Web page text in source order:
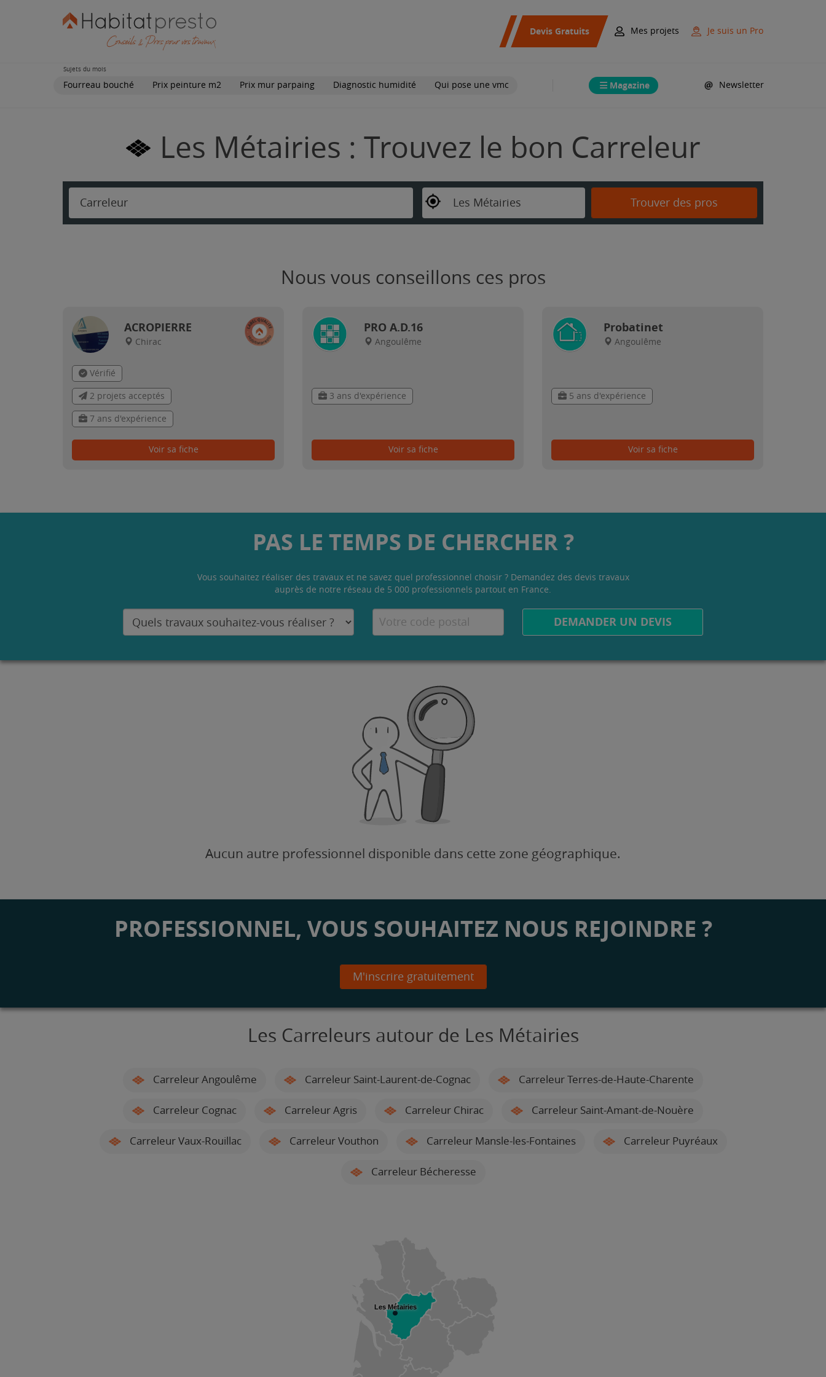
Devis Gratuits Mes projets Je suis un Pro
Sujets du mois
Fourreau bouché Prix peinture m2 Prix mur parpaing Diagnostic humidité Qui pose une vmc Magazine Newsletter
Les Métairies : Trouvez le bon Carreleur
Carreleur Les Métairies Trouver des pros
Nous vous conseillons ces pros
ACROPIERRE
Chirac
Vérifié
2 projets acceptés
7 ans d'expérience
Voir sa fiche
PRO A.D.16
Angoulême
3 ans d'expérience
Voir sa fiche
Probatinet
Angoulême
5 ans d'expérience
Voir sa fiche
PAS LE TEMPS DE CHERCHER ?
Vous souhaitez réaliser des travaux et ne savez quel professionnel choisir ? Demandez des devis travaux
auprès de notre réseau de 5 000 professionnels partout en France.
DEMANDER UN DEVIS
Aucun autre professionnel disponible dans cette zone géographique.
PROFESSIONNEL, VOUS SOUHAITEZ NOUS REJOINDRE ?
M'inscrire gratuitement
Les Carreleurs autour de Les Métairies
Carreleur Angoulême Carreleur Saint-Laurent-de-Cognac Carreleur Terres-de-Haute-Charente
Carreleur Cognac Carreleur Agris Carreleur Chirac Carreleur Saint-Amant-de-Nouère
Carreleur Vaux-Rouillac Carreleur Vouthon Carreleur Mansle-les-Fontaines Carreleur Puyréaux
Carreleur Bécheresse
Les Métairies